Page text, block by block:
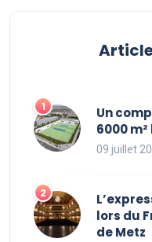
Un
6000
09 juillet
lors du
de Metz